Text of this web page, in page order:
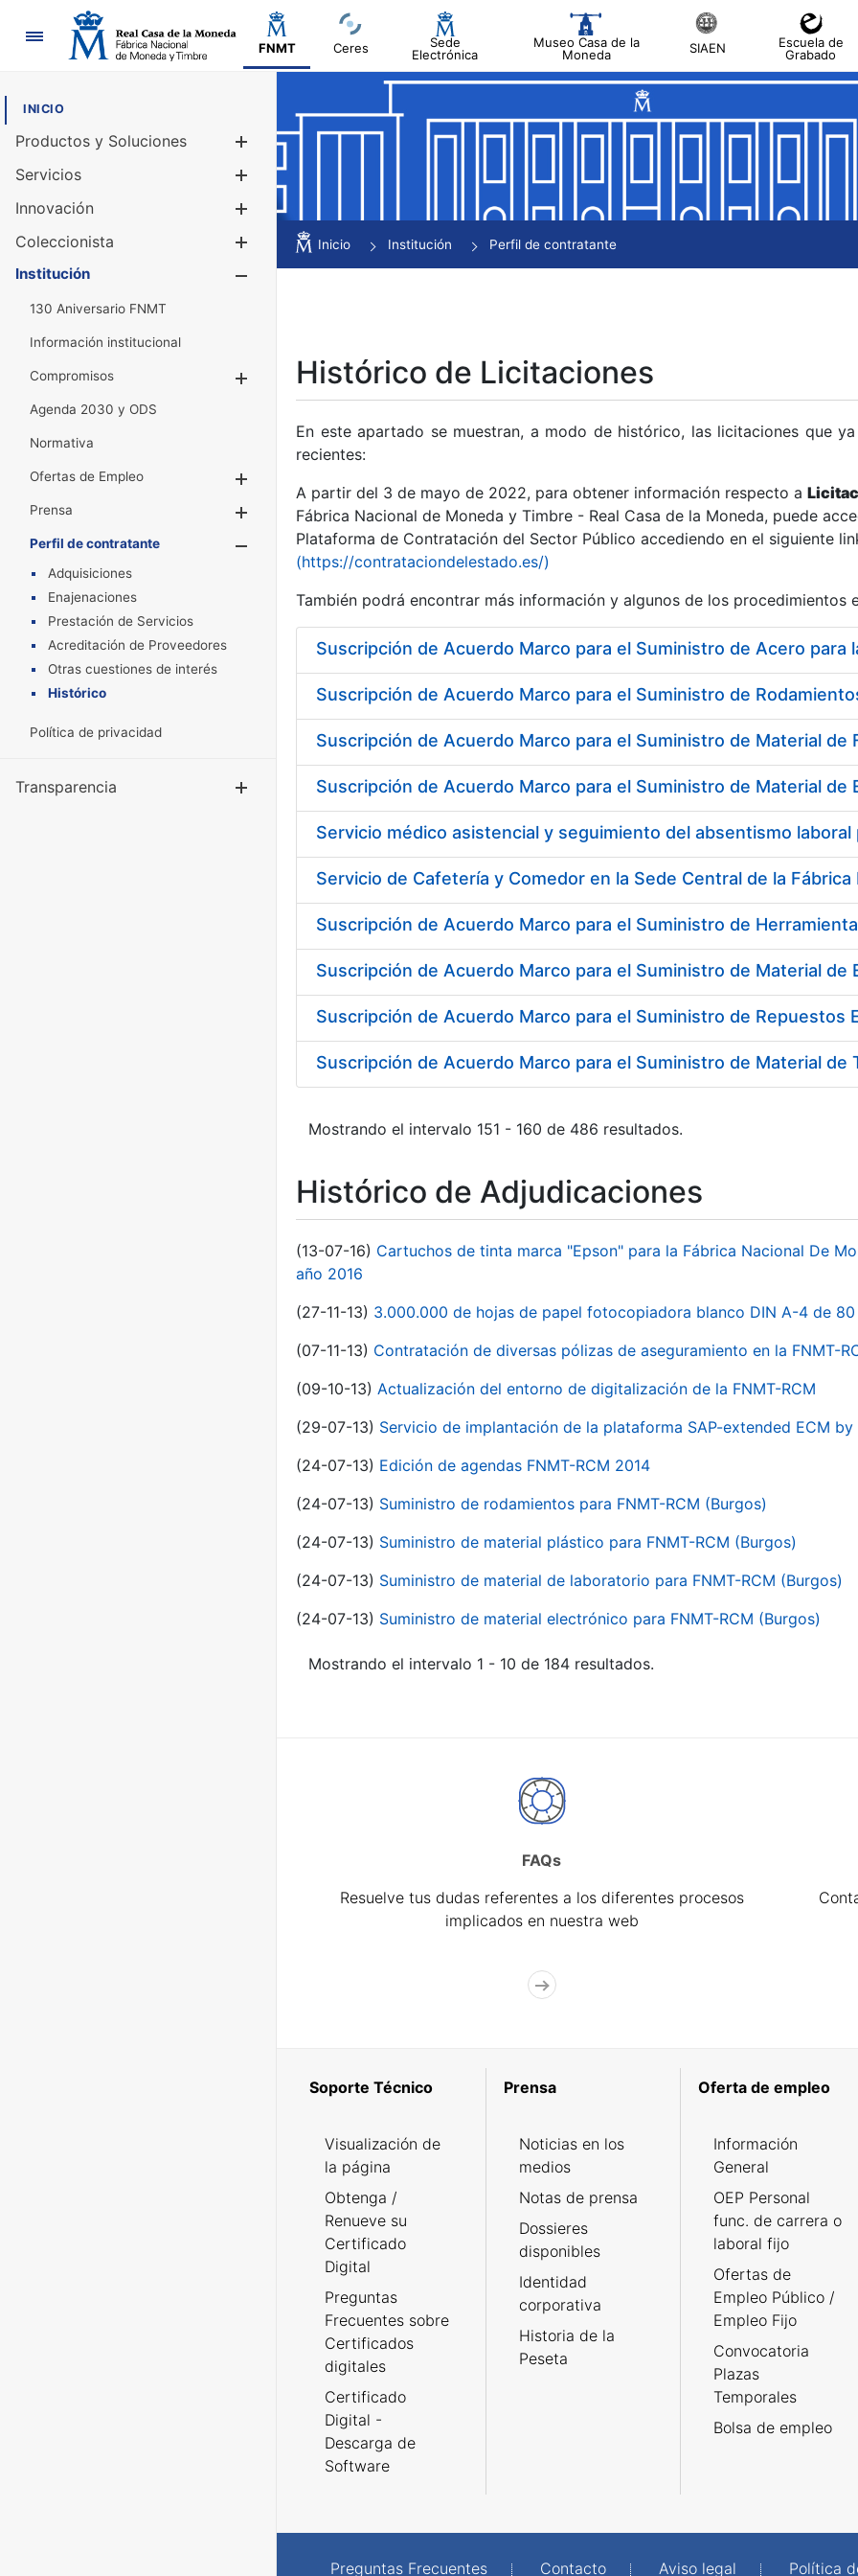
Navegación
FNMT Ceres
Sede
Electrónica
Museo Casa de la
Moneda
SIAEN
Escuela de
Grabado
INICIO
Productos y Soluciones
Mostrar/Ocultar
Servicios
Innovación
Coleccionista
Mostrar/Ocultar
Institución
130 Aniversario FNMT
Información institucional
Compromisos
Mostrar/Ocultar
Agenda 2030 y ODS
Normativa
Ofertas de Empleo
Prensa
Mostrar/Ocultar
Perfil de contratante
Mostrar/Ocultar
Adquisiciones
Enajenaciones
Prestación de Servicios
Acreditación de Proveedores
Otras cuestiones de interés
Histórico
Política de privacidad
Transparencia Mostrar/Ocultar
Inicio Institución Perfil de contratante
Histórico de Licitaciones
En este apartado se muestran, a modo de histórico, las licitaciones que
recientes:
A partir del 3 de mayo de 2022, para obtener información respecto a
Fábrica Nacional de Moneda y Timbre - Real Casa de la Moneda, puede
Plataforma de Contratación del Sector Público accediendo en el siguiente
(https://contrataciondelestado.es/)
También podrá encontrar más información y algunos de los procedimientos
Servicio médico asistencial y seguimiento del absentismo
Suscripción de Acuerdo Marco para el Suministro de
Suscripción de Acuerdo Marco para el Suministro de Material de
Suscripción de Acuerdo Marco para el Suministro de Repuestos
Mostrando el intervalo 151 - 160 de 486 resultados.
Histórico de Adjudicaciones
(13-07-16) Cartuchos de tinta marca "Epson" para la Fábrica Nacional De
año 2016
(27-11-13) 3.000.000 de hojas de papel fotocopiadora blanco DIN A-4 de 80
(07-11-13) Contratación de diversas pólizas de aseguramiento en la FNMT-
(09-10-13) Actualización del entorno de digitalización de la FNMT-RCM
(29-07-13) Servicio de implantación de la plataforma SAP-extended ECM by
(24-07-13) Edición de agendas FNMT-RCM 2014
(24-07-13) Suministro de rodamientos para FNMT-RCM (Burgos)
(24-07-13) Suministro de material plástico para FNMT-RCM (Burgos)
(24-07-13) Suministro de material de laboratorio para FNMT-RCM (Burgos)
(24-07-13) Suministro de material electrónico para FNMT-RCM (Burgos)
Mostrando el intervalo 1 - 10 de 184 resultados.
FAQs
Resuelve tus dudas referentes a los diferentes procesos
implicados en nuestra web
Soporte Técnico
Visualización de
la página
Obtenga /
Renueve su
Certificado
Digital
Preguntas
Frecuentes sobre
Certificados
digitales
Certificado
Digital -
Descarga de
Software
Prensa
Noticias en los
medios
Notas de prensa
Dossieres
disponibles
Identidad
corporativa
Historia de la
Peseta
Oferta de empleo
Información
General
OEP Personal
func. de carrera o
laboral fijo
Ofertas de
Empleo Público /
Empleo Fijo
Convocatoria
Plazas
Temporales
Bolsa de empleo
Preguntas Frecuentes Contacto Aviso legal Política